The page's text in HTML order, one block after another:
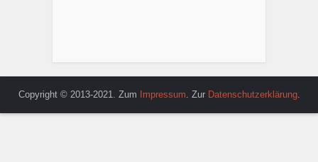
Copyright © 2013-2021. Zum Impressum. Zur Datenschutzerklärung.